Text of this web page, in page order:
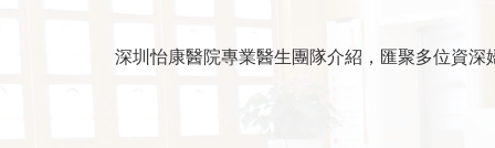
深圳怡康醫院專業醫生團隊介紹，匯聚多位資